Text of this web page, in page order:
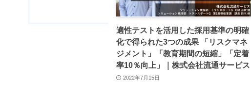
適性テストを活用した採用基準の明確
化で得られた3つの成果 「リスクマネ
ジメント」「教育期間の短縮」「定着
率10％向上」｜株式会社流通サービス
2022年7月15日